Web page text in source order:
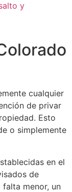
y
cualquier
de privar
Esto
o simplemente
en el
de
falta menor, un